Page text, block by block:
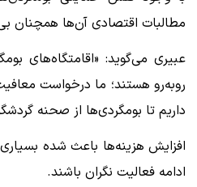
مطالبات اقتصادی آن‌ها همچنان
عبیری می‌گوید: «اقامتگاه‌های
روبه‌رو هستند؛ ما درخواست
داریم تا بومگردی‌ها از صحنه
افزایش هزینه‌ها باعث شده بسیاری
ادامه فعالیت نگران باشند.